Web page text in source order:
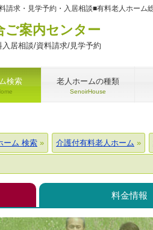
請求・見学予約・入居相談■有料老人ホーム
ご案内センター
居相談/資料請求/見学予約
検索 老人ホームの種類
SenoirHouse
ーム 検索 介護付有料老人ホーム
料金情報